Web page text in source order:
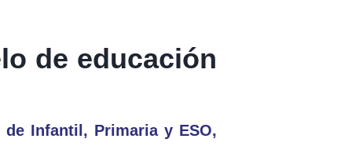
de educación
Infantil, Primaria y ESO,